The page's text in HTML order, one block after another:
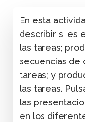
En esta
describir si es
las tareas;
secuencias de
tareas; y
las tareas.
las
en los